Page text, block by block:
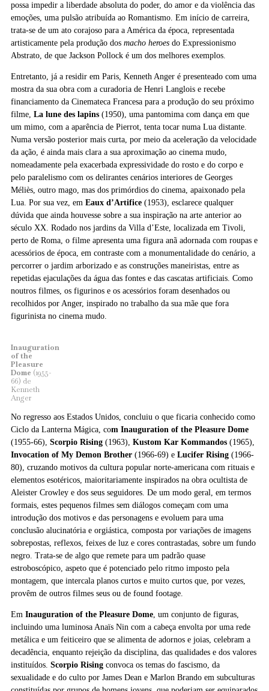
possa impedir a liberdade absoluta do poder, do amor e da violência das
emoções, uma pulsão atribuída ao Romantismo. Em início de carreira,
trata-se de um ato corajoso para a América da época, representada
artisticamente pela produção dos macho heroes do Expressionismo
Abstrato, de que Jackson Pollock é um dos melhores exemplos.
Entretanto, já a residir em Paris, Kenneth Anger é presenteado com uma
mostra da sua obra com a curadoria de Henri Langlois e recebe
financiamento da Cinemateca Francesa para a produção do seu próximo
filme, La lune des lapins (1950), uma pantomima com dança em que
um mimo, com a aparência de Pierrot, tenta tocar numa Lua distante.
Numa versão posterior mais curta, por meio da aceleração da velocidade
da ação, é ainda mais clara a sua aproximação ao cinema mudo,
nomeadamente pela exacerbada expressividade do rosto e do corpo e
pelo paralelismo com os delirantes cenários interiores de Georges
Méliès, outro mago, mas dos primórdios do cinema, apaixonado pela
Lua. Por sua vez, em Eaux d’Artifice (1953), esclarece qualquer
dúvida que ainda houvesse sobre a sua inspiração na arte anterior ao
século XX. Rodado nos jardins da Villa d’Este, localizada em Tivoli,
perto de Roma, o filme apresenta uma figura anã adornada com roupas e
acessórios de época, em contraste com a monumentalidade do cenário, a
percorrer o jardim arborizado e as construções maneiristas, entre as
repetidas ejaculações da água das fontes e das cascatas artificiais. Como
noutros filmes, os figurinos e os acessórios foram desenhados ou
recolhidos por Anger, inspirado no trabalho da sua mãe que fora
figurinista no cinema mudo.
Inauguration
of the
Pleasure
Dome (1955-
66) de
Kenneth
Anger
No regresso aos Estados Unidos, concluiu o que ficaria conhecido como
Ciclo da Lanterna Mágica, com Inauguration of the Pleasure Dome
(1955-66), Scorpio Rising (1963), Kustom Kar Kommandos (1965),
Invocation of My Demon Brother (1966-69) e Lucifer Rising (1966-
80), cruzando motivos da cultura popular norte-americana com rituais e
elementos esotéricos, maioritariamente inspirados na obra ocultista de
Aleister Crowley e dos seus seguidores. De um modo geral, em termos
formais, estes pequenos filmes sem diálogos começam com uma
introdução dos motivos e das personagens e evoluem para uma
conclusão alucinatória e orgiástica, composta por variações de imagens
sobrepostas, reflexos, feixes de luz e cores contrastadas, sobre um fundo
negro. Trata-se de algo que remete para um padrão quase
estroboscópico, aspeto que é potenciado pelo ritmo imposto pela
montagem, que intercala planos curtos e muito curtos que, por vezes,
provêm de outros filmes seus ou de found footage.
Em Inauguration of the Pleasure Dome, um conjunto de figuras,
incluindo uma luminosa Anaïs Nin com a cabeça envolta por uma rede
metálica e um feiticeiro que se alimenta de adornos e joias, celebram a
decadência, enquanto rejeição da disciplina, das qualidades e dos valores
instituídos. Scorpio Rising convoca os temas do fascismo, da
sexualidade e do culto por James Dean e Marlon Brando em subculturas